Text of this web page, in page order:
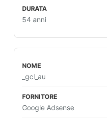
54 anni
_gcl_au
Google Adsense